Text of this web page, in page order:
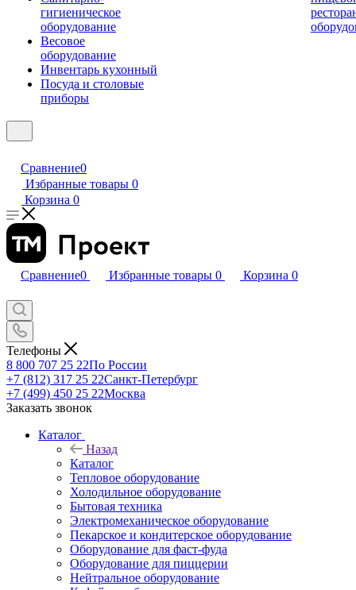
гигиеническое
оборудование
Весовое
оборудование
Инвентарь кухонный
Посуда и столовые
приборы
Сравнение0
Избранные товары 0
Корзина 0
Сравнение0 Избранные товары 0 Корзина 0
Телефоны
8 800 707 25 22По России
+7 (812) 317 25 22Санкт-Петербург
+7 (499) 450 25 22Москва
Заказать звонок
Каталог
Назад
Каталог
Тепловое оборудование
Холодильное оборудование
Бытовая техника
Электромеханическое оборудование
Пекарское и кондитерское оборудование
Оборудование для фаст-фуда
Оборудование для пиццерии
Нейтральное оборудование